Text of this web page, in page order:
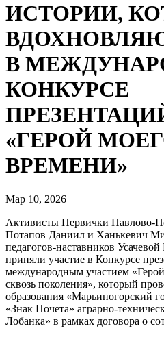
ИСТОРИИ,
В
КОНКУРСЕ
«ГЕРОЙ
ВРЕМЕНИ»
Мар 10, 2026
Активисты Первички
Потапов Даниил и Ханькевич
педагогов‑наставников
приняли участие в Конкурсе
международным участием
сквозь поколения», который
образования «Марьиногорский
«Знак Почета»
Лобанка» в рамках договора о